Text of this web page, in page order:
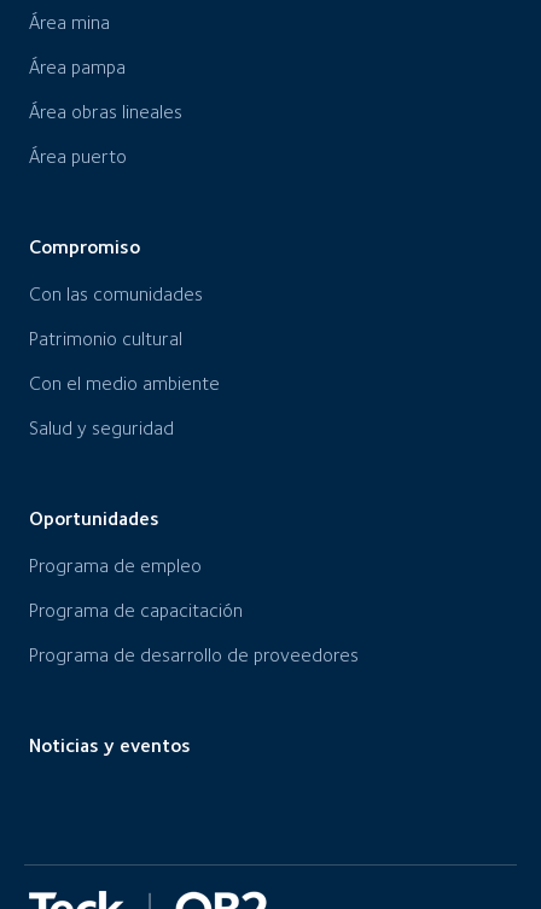
Área mina
Área pampa
Área obras lineales
Área puerto
Compromiso
Con las comunidades
Patrimonio cultural
Con el medio ambiente
Salud y seguridad
Oportunidades
Programa de empleo
Programa de capacitación
Programa de desarrollo de proveedores
Noticias y eventos